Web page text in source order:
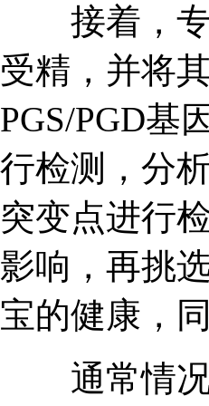
接着，专
受精，并将
PGS/PGD基
行检测，分
突变点进行
影响，再挑
宝的健康，
通常情况